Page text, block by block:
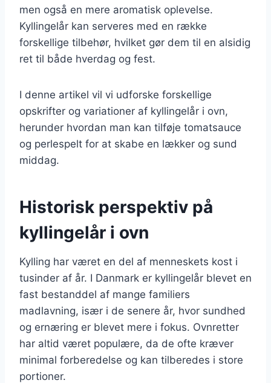
men også en mere aromatisk oplevelse.
Kyllingelår kan serveres med en række
forskellige tilbehør, hvilket gør dem til en alsidig
ret til både hverdag og fest.
I denne artikel vil vi udforske forskellige
opskrifter og variationer af kyllingelår i ovn,
herunder hvordan man kan tilføje tomatsauce
og perlespelt for at skabe en lækker og sund
middag.
Historisk perspektiv på
kyllingelår i ovn
Kylling har været en del af menneskets kost i
tusinder af år. I Danmark er kyllingelår blevet en
fast bestanddel af mange familiers
madlavning, især i de senere år, hvor sundhed
og ernæring er blevet mere i fokus. Ovnretter
har altid været populære, da de ofte kræver
minimal forberedelse og kan tilberedes i store
portioner.